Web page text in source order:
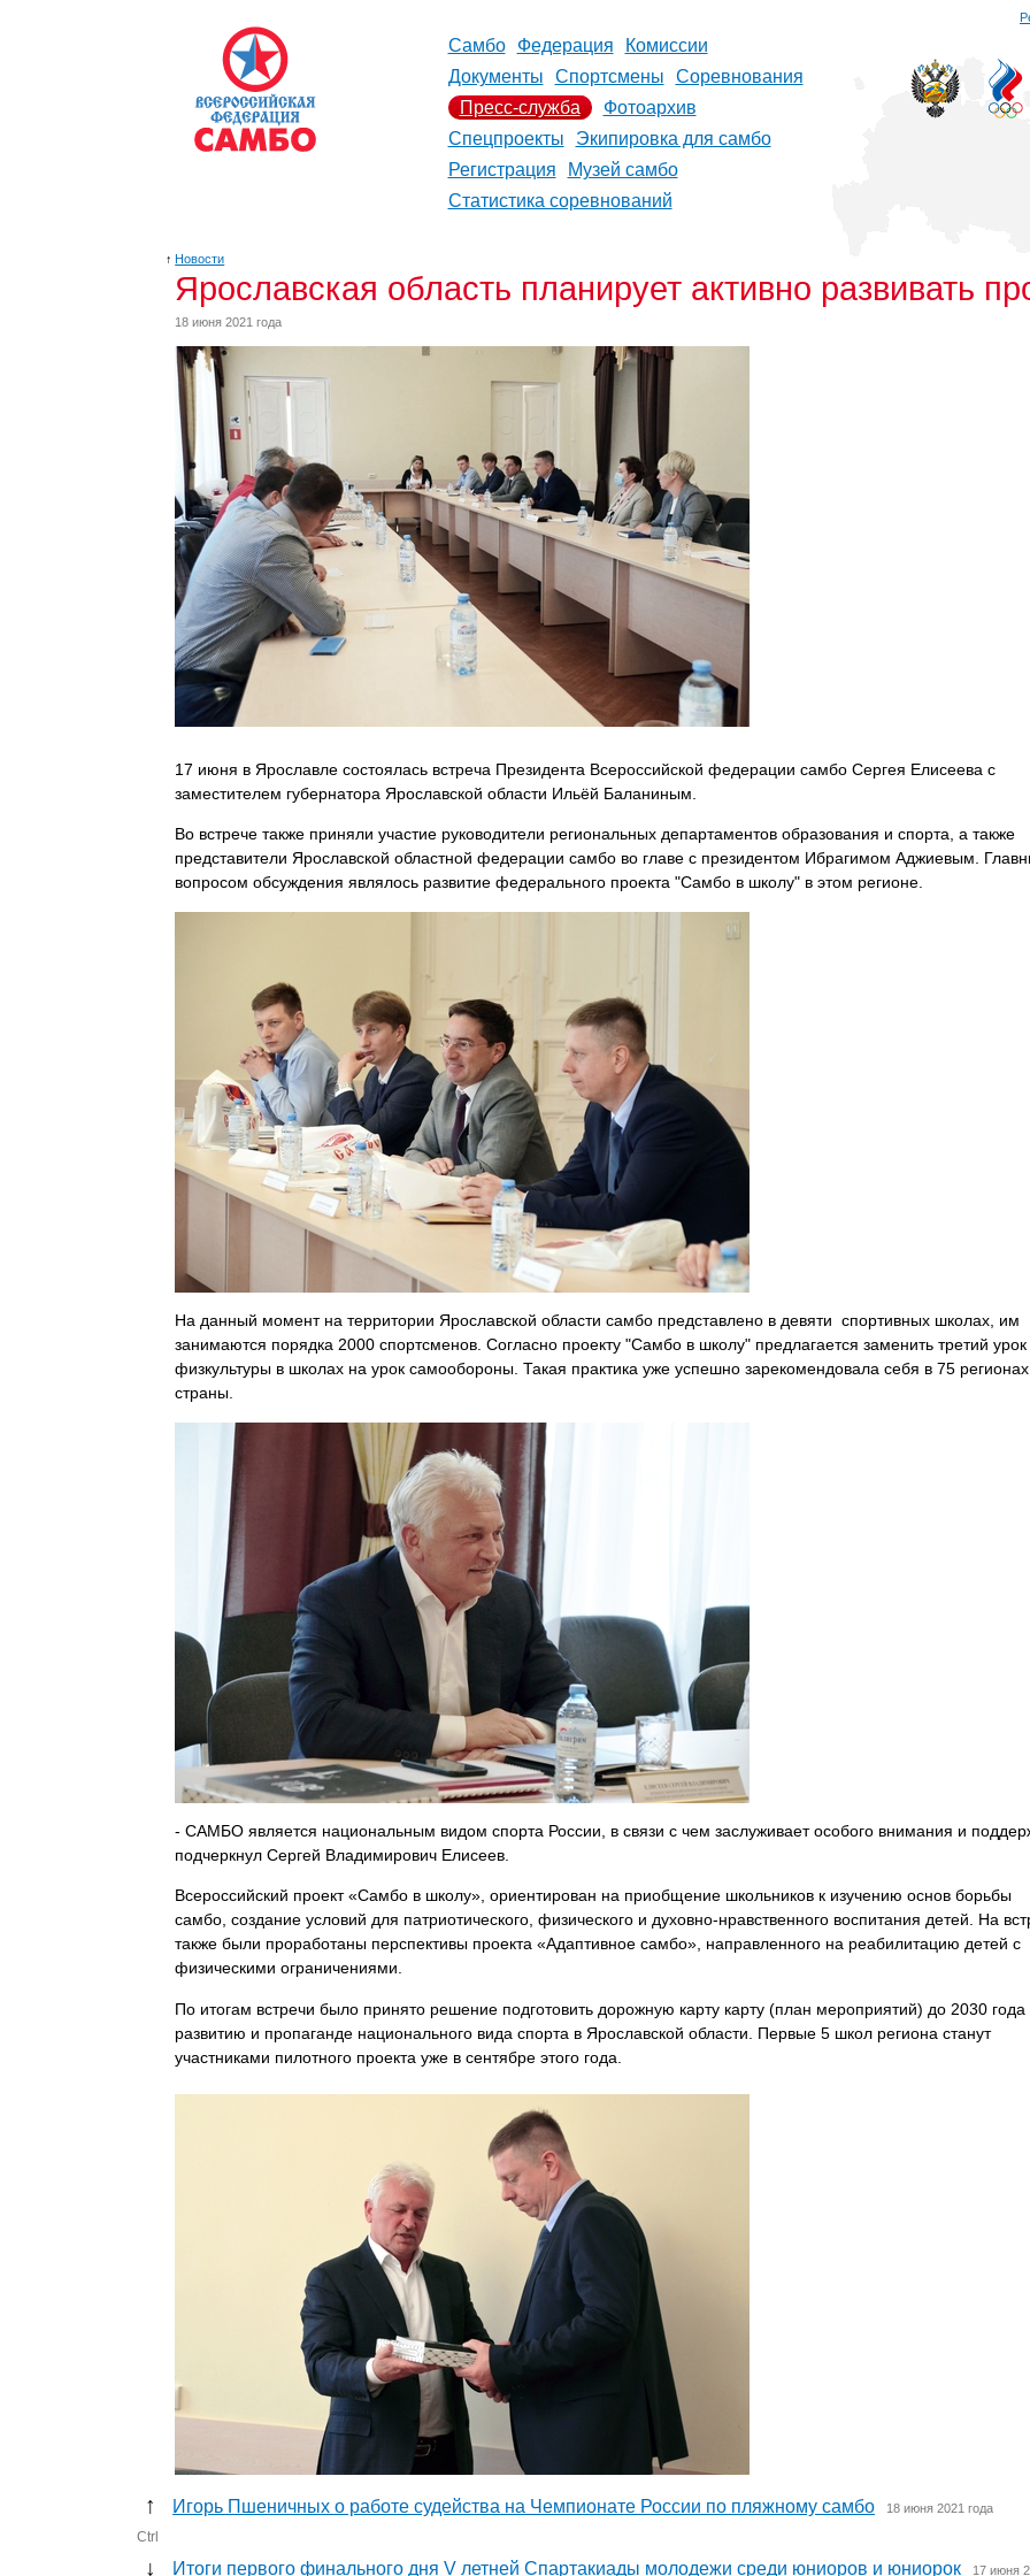
Самбо Федерация
Комиссии
Документы
Спортсмены
Соревнования
Пресс-служба
Фотоархив
Спецпроекты
Экипировка для самбо
Регистрация
Музей самбо
Статистика соревнований
↑ Новости
Ярославская область планирует активно развивать
18 июня 2021 года
17 июня в Ярославле состоялась встреча Президента Всероссийской федерации самбо Сергея Елисеева с
заместителем губернатора Ярославской области Ильёй Баланиным.
Во встрече также приняли участие руководители региональных департаментов образования и спорта, а также
представители Ярославской областной федерации самбо во главе с президентом Ибрагимом Аджиевым.
вопросом обсуждения являлось развитие федерального проекта "Самбо в школу" в этом регионе.
На данный момент на территории Ярославской области самбо представлено в девяти спортивных школах, им
занимаются порядка 2000 спортсменов. Согласно проекту "Самбо в школу" предлагается заменить третий урок
физкультуры в школах на урок самообороны. Такая практика уже успешно зарекомендовала себя в 75 регионах
страны.
- САМБО является национальным видом спорта России, в связи с чем заслуживает особого внимания и
подчеркнул Сергей Владимирович Елисеев.
Всероссийский проект «Самбо в школу», ориентирован на приобщение школьников к изучению основ борьбы
самбо, создание условий для патриотического, физического и духовно-нравственного воспитания детей. На
также были проработаны перспективы проекта «Адаптивное самбо», направленного на реабилитацию детей с
физическими ограничениями.
По итогам встречи было принято решение подготовить дорожную карту карту (план мероприятий) до 2030 года
развитию и пропаганде национального вида спорта в Ярославской области. Первые 5 школ региона станут
участниками пилотного проекта уже в сентябре этого года.
↑ Игорь Пшеничных о работе судейства на Чемпионате России по пляжному самбо 18 июня 2021 года
Ctrl
↓ Итоги первого финального дня V летней Спартакиады молодежи среди юниоров и юниорок 17 июня